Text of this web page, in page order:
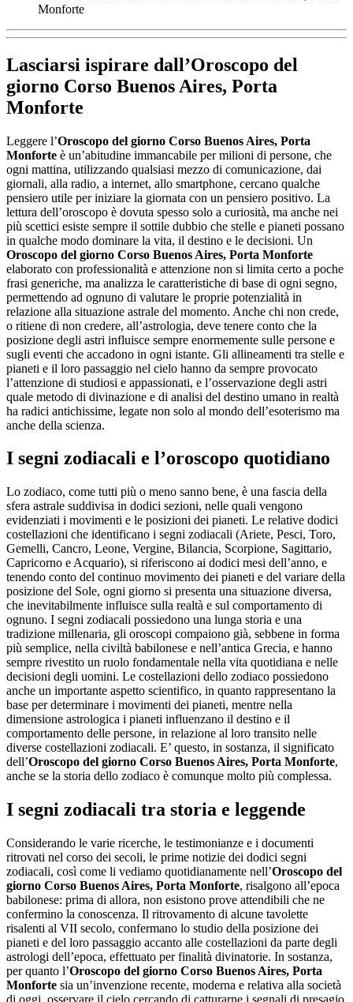
Monforte
Lasciarsi ispirare dall’Oroscopo del
giorno ​Corso Buenos Aires,​ Porta
Monforte
Leggere l’Oroscopo del giorno ​Corso Buenos Aires,​ Porta
Monforte è un’abitudine immancabile per milioni di persone, che
ogni mattina, utilizzando qualsiasi mezzo di comunicazione, dai
giornali, alla radio, a internet, allo smartphone, cercano qualche
pensiero utile per iniziare la giornata con un pensiero positivo. La
lettura dell’oroscopo è dovuta spesso solo a curiosità, ma anche nei
più scettici esiste sempre il sottile dubbio che stelle e pianeti possano
in qualche modo dominare la vita, il destino e le decisioni. Un
Oroscopo del giorno ​Corso Buenos Aires,​ Porta Monforte
elaborato con professionalità e attenzione non si limita certo a poche
frasi generiche, ma analizza le caratteristiche di base di ogni segno,
permettendo ad ognuno di valutare le proprie potenzialità in
relazione alla situazione astrale del momento. Anche chi non crede,
o ritiene di non credere, all’astrologia, deve tenere conto che la
posizione degli astri influisce sempre enormemente sulle persone e
sugli eventi che accadono in ogni istante. Gli allineamenti tra stelle e
pianeti e il loro passaggio nel cielo hanno da sempre provocato
l’attenzione di studiosi e appassionati, e l’osservazione degli astri
quale metodo di divinazione e di analisi del destino umano in realtà
ha radici antichissime, legate non solo al mondo dell’esoterismo ma
anche della scienza.
I segni zodiacali e l’oroscopo quotidiano
Lo zodiaco, come tutti più o meno sanno bene, è una fascia della
sfera astrale suddivisa in dodici sezioni, nelle quali vengono
evidenziati i movimenti e le posizioni dei pianeti. Le relative dodici
costellazioni che identificano i segni zodiacali (Ariete, Pesci, Toro,
Gemelli, Cancro, Leone, Vergine, Bilancia, Scorpione, Sagittario,
Capricorno e Acquario), si riferiscono ai dodici mesi dell’anno, e
tenendo conto del continuo movimento dei pianeti e del variare della
posizione del Sole, ogni giorno si presenta una situazione diversa,
che inevitabilmente influisce sulla realtà e sul comportamento di
ognuno. I segni zodiacali possiedono una lunga storia e una
tradizione millenaria, gli oroscopi compaiono già, sebbene in forma
più semplice, nella civiltà babilonese e nell’antica Grecia, e hanno
sempre rivestito un ruolo fondamentale nella vita quotidiana e nelle
decisioni degli uomini. Le costellazioni dello zodiaco possiedono
anche un importante aspetto scientifico, in quanto rappresentano la
base per determinare i movimenti dei pianeti, mentre nella
dimensione astrologica i pianeti influenzano il destino e il
comportamento delle persone, in relazione al loro transito nelle
diverse costellazioni zodiacali. E’ questo, in sostanza, il significato
dell’Oroscopo del giorno ​Corso Buenos Aires,​ Porta Monforte,
anche se la storia dello zodiaco è comunque molto più complessa.
I segni zodiacali tra storia e leggende
Considerando le varie ricerche, le testimonianze e i documenti
ritrovati nel corso dei secoli, le prime notizie dei dodici segni
zodiacali, così come li vediamo quotidianamente nell’Oroscopo del
giorno ​Corso Buenos Aires,​ Porta Monforte, risalgono all’epoca
babilonese: prima di allora, non esistono prove attendibili che ne
confermino la conoscenza. Il ritrovamento di alcune tavolette
risalenti al VII secolo, confermano lo studio della posizione dei
pianeti e del loro passaggio accanto alle costellazioni da parte degli
astrologi dell’epoca, effettuato per finalità divinatorie. In sostanza,
per quanto l’Oroscopo del giorno ​Corso Buenos Aires,​ Porta
Monforte sia un’invenzione recente, moderna e relativa alla società